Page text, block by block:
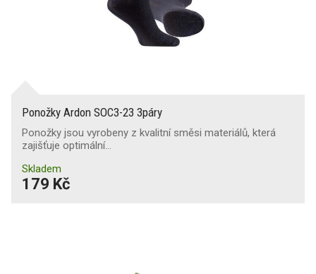
Ponožky Ardon SOC3-23 3páry
Ponožky jsou vyrobeny z kvalitní směsi materiálů, která
zajišťuje optimální…
Skladem
179 Kč